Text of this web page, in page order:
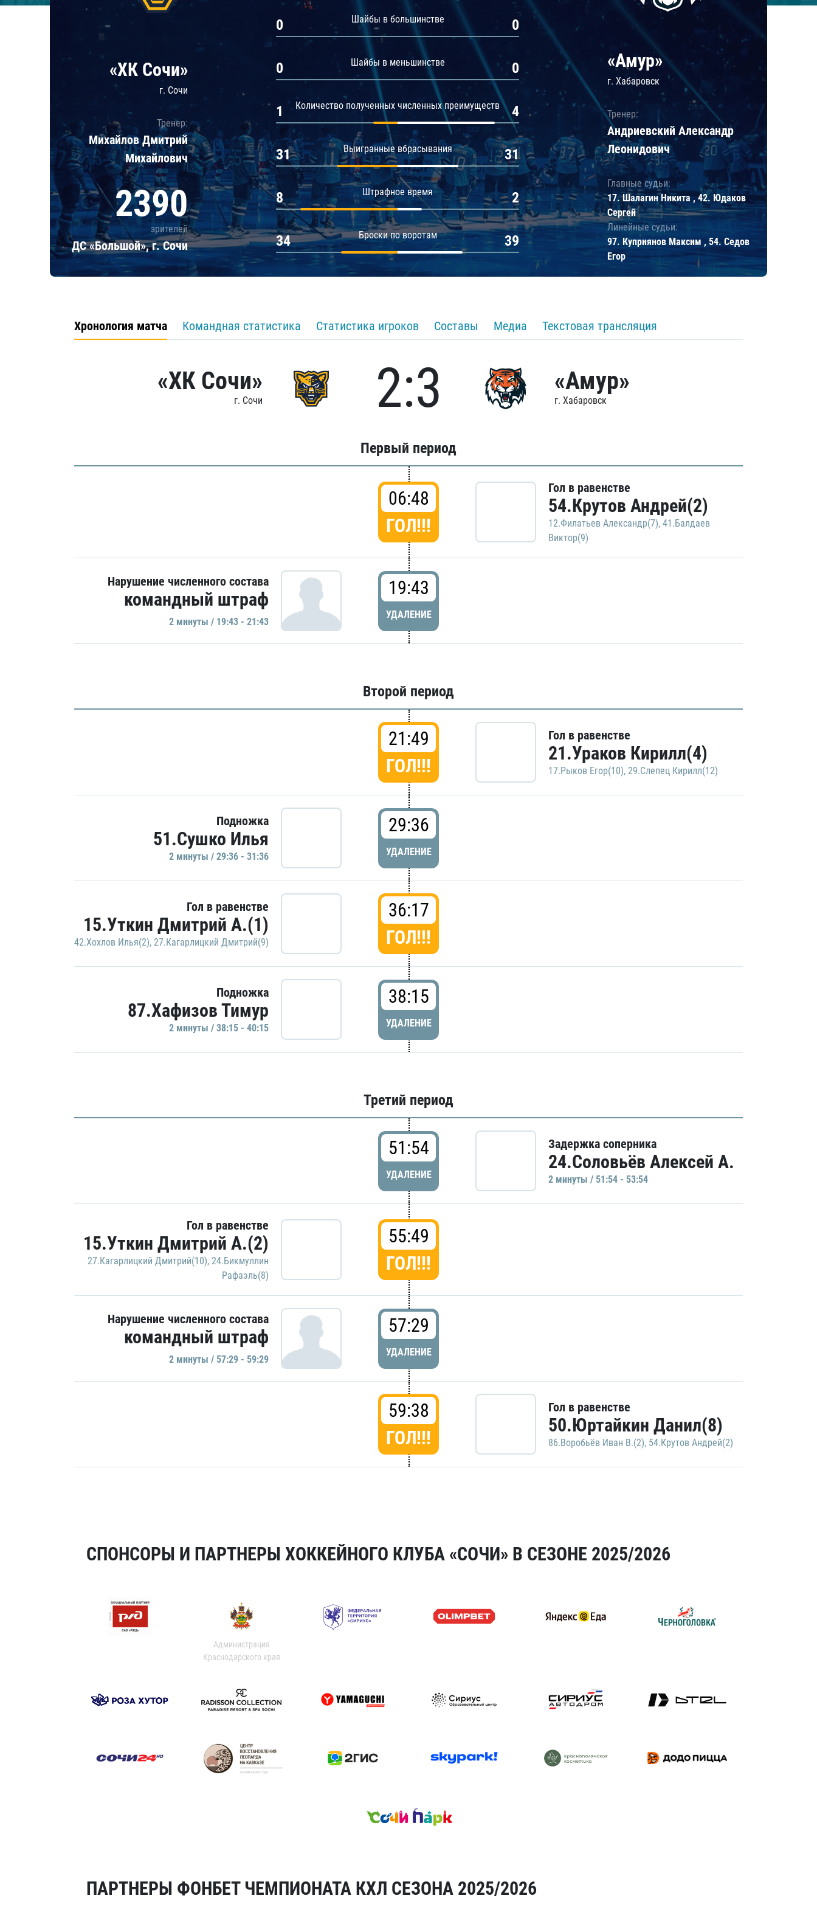
Локомотив
Шанхайские Драконы
Амур
Барыс
«ХК Сочи»
г. Сочи
Тренер:
Михайлов Дмитрий
Михайлович
2390
зрителей
ДС «Большой», г. Сочи
Шайбы в большинстве
0 0
Шайбы в меньшинстве
0 0
Количество полученных численных преимуществ
1 4
Выигранные вбрасывания
31 31
Штрафное время
8 2
Броски по воротам
34 39
«Амур»
г. Хабаровск
Тренер:
Андриевский Александр
Леонидович
Главные судьи:
17. Шалагин Никита , 42. Юдаков
Сергей
Линейные судьи:
97. Куприянов Максим , 54. Седов
Егор
Хронология матча Командная статистика Статистика игроков Составы Медиа Текстовая трансляция
«ХК Сочи»
г. Сочи 2:3 «Амур»
г. Хабаровск
Первый период
06:48
ГОЛ!!!
Гол в равенстве
54.Крутов Андрей(2)
12.Филатьев Александр(7), 41.Балдаев
Виктор(9)
Нарушение численного состава
командный штраф
2 минуты / 19:43 - 21:43
19:43
УДАЛЕНИЕ
Второй период
21:49
ГОЛ!!!
Гол в равенстве
21.Ураков Кирилл(4)
17.Рыков Егор(10), 29.Слепец Кирилл(12)
Подножка
51.Сушко Илья
2 минуты / 29:36 - 31:36
29:36
УДАЛЕНИЕ
Гол в равенстве
15.Уткин Дмитрий А.(1)
42.Хохлов Илья(2), 27.Кагарлицкий Дмитрий(9)
36:17
ГОЛ!!!
Подножка
87.Хафизов Тимур
2 минуты / 38:15 - 40:15
38:15
УДАЛЕНИЕ
Третий период
51:54
УДАЛЕНИЕ
Задержка соперника
24.Соловьёв Алексей А.
2 минуты / 51:54 - 53:54
Гол в равенстве
15.Уткин Дмитрий А.(2)
27.Кагарлицкий Дмитрий(10), 24.Бикмуллин
Рафаэль(8)
55:49
ГОЛ!!!
Нарушение численного состава
командный штраф
2 минуты / 57:29 - 59:29
57:29
УДАЛЕНИЕ
59:38
ГОЛ!!!
Гол в равенстве
50.Юртайкин Данил(8)
86.Воробьёв Иван В.(2), 54.Крутов Андрей(2)
СПОНСОРЫ И ПАРТНЕРЫ ХОККЕЙНОГО КЛУБА «СОЧИ» В СЕЗОНЕ 2025/2026
Администрация
Краснодарского края
ПАРТНЕРЫ ФОНБЕТ ЧЕМПИОНАТА КХЛ СЕЗОНА 2025/2026